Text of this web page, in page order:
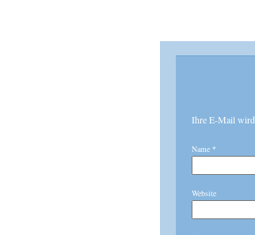
Ihre E-Mail wird
Name *
Website